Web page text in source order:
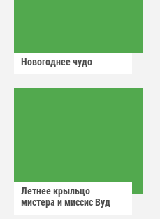
Новогоднее чудо
Летнее крыльцо
мистера и миссис Вуд